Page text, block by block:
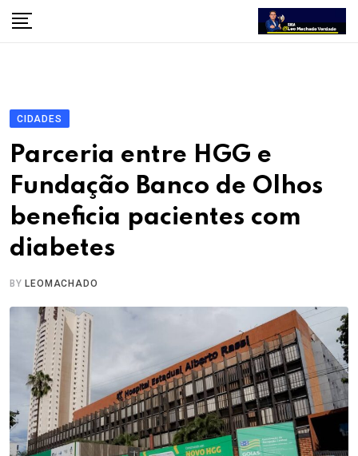
Skip
CIDADES
Parceria entre HGG e
Fundação Banco de Olhos
beneficia pacientes com
diabetes
BYLEOMACHADO